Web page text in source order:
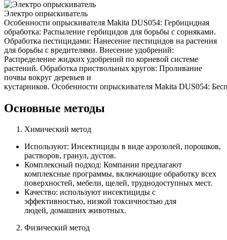
Электро опрыскиватель
Особенности опрыскивателя Makita DUS054: Гербицидная
обработка: Распыление гербицидов для борьбы с сорняками.
Обработка пестицидами: Нанесение пестицидов на растения
для борьбы с вредителями. Внесение удобрений:
Распределение жидких удобрений по корневой системе
растений. Обработка приствольных кругов: Проливание
почвы вокруг деревьев и
кустарников. Особенности опрыскивателя Makita DUS054:
Основные методы
Химический метод
Используют: Инсектициды в виде аэрозолей, порошков,
растворов, гранул, дустов.
Комплексный подход: Компании предлагают
комплексные программы, включающие обработку всех
поверхностей, мебели, щелей, труднодоступных мест.
Качество: используют инсектициды с
эффективностью, низкой токсичностью для
людей, домашних животных.
Физический метод